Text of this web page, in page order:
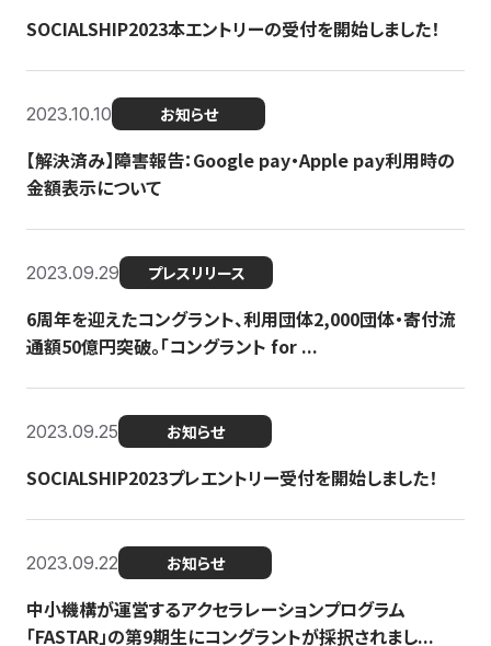
SOCIALSHIP2023本エントリーの受付を開始しました！
2023.10.10 お知らせ
【解決済み】障害報告：Google pay・Apple pay利用時の
金額表示について
2023.09.29 プレスリリース
6周年を迎えたコングラント、利用団体2,000団体・寄付流
通額50億円突破。「コングラント for ...
2023.09.25 お知らせ
SOCIALSHIP2023プレエントリー受付を開始しました！
2023.09.22 お知らせ
中小機構が運営するアクセラレーションプログラム
「FASTAR」の第9期生にコングラントが採択されまし...